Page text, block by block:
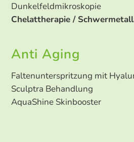
Dunkelfeldmikroskopie
Chelattherapie /
Anti Aging
Navigation
überspringen
Faltenunterspritzung mit
Sculptra Behandlung
AquaShine Skinbooster